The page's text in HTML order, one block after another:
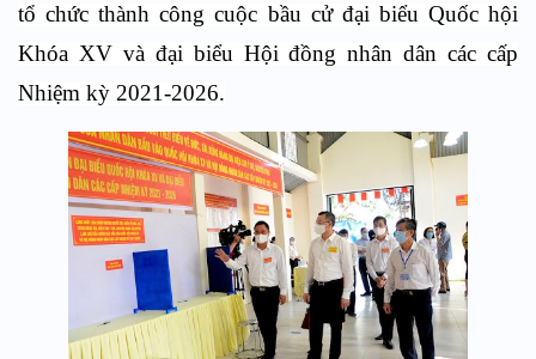
tổ chức thành công cuộc bầu cử đại biểu Quốc hội
Khóa XV và đại biểu Hội đồng nhân dân các cấp
Nhiệm kỳ 2021-2026.